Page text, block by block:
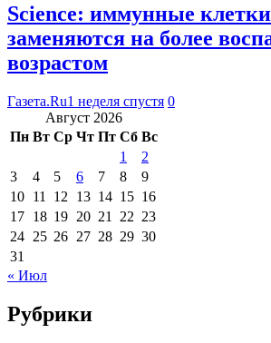
Science: иммунные
заменяются на более
возрастом
Газета.Ru1 неделя спустя 0
Август 2026
Пн Вт Ср Чт Пт Сб Вс
1
2
3
4 5 6 7 8
9
10 11 12 13 14 15 16
17 18 19 20 21 22 23
24 25 26 27 28 29 30
31
« Июл
Рубрики